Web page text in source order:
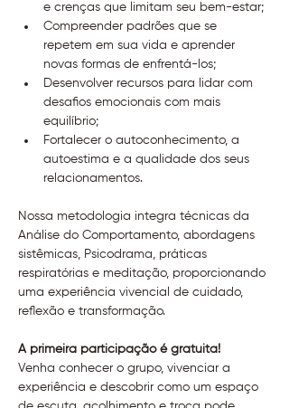
e crenças que limitam seu bem-estar;
Compreender padrões que se
repetem em sua vida e aprender
novas formas de enfrentá-los;
Desenvolver recursos para lidar com
desafios emocionais com mais
equilíbrio;
Fortalecer o autoconhecimento, a
autoestima e a qualidade dos seus
relacionamentos.
Nossa metodologia integra técnicas da
Análise do Comportamento, abordagens
sistêmicas, Psicodrama, práticas
respiratórias e meditação, proporcionando
uma experiência vivencial de cuidado,
reflexão e transformação.
A primeira participação é gratuita!
Venha conhecer o grupo, vivenciar a
experiência e descobrir como um espaço